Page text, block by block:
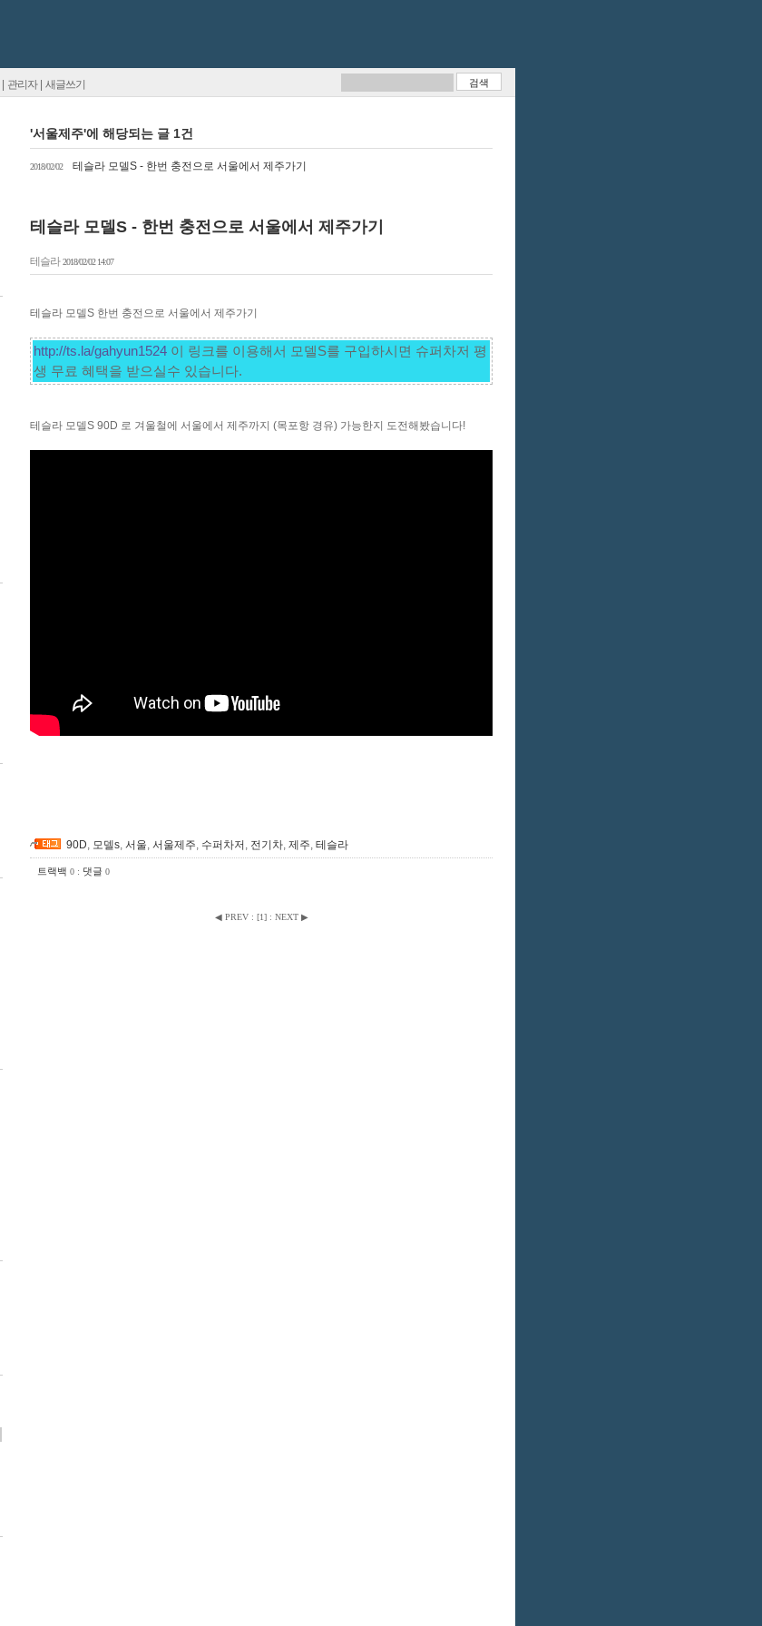
관리자| 새글쓰기
'서울제주'에 해당되는 글 1건
2018/02/02 테슬라 모델S - 한번 충전으로 서울에서 제주가기
테슬라 모델S - 한번 충전으로 서울에서 제주가기
테슬라 2018/02/02 14:07
테슬라 모델S 한번 충전으로 서울에서 제주가기
http://ts.la/gahyun1524 이 링크를 이용해서 모델S를 구입하시면 슈퍼차저 평
생 무료 혜택을 받으실수 있습니다.
테슬라 모델S 90D 로 겨울철에 서울에서 제주까지 (목포항 경유) 가능한지 도전해봤습니다!
90D, 모델s, 서울, 서울제주, 수퍼차저, 전기차, 제주, 테슬라
트랙백 0 : 댓글 0
◀ PREV : [1]: NEXT ▶